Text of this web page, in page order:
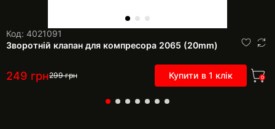
Код: 4021091
Зворотній клапан для компресора 2065 (20mm)
249 грн299грн Купити в 1 клік 0